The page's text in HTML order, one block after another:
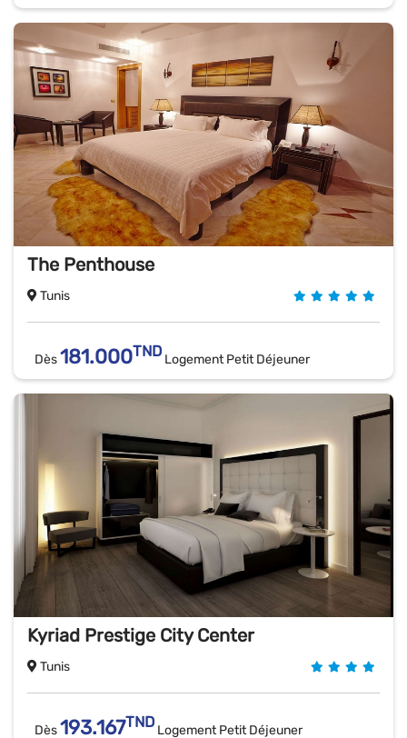
The Penthouse
Tunis
Dès181.000TND Logement Petit Déjeuner
Kyriad Prestige City Center
Tunis
Dès193.167TND Logement Petit Déjeuner